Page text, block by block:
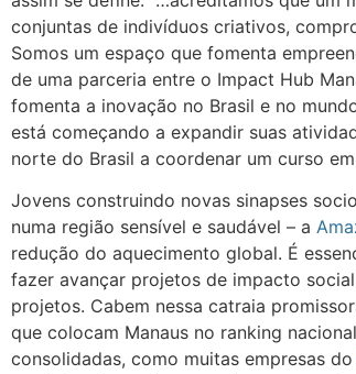
conjuntas de indivíduos criativos,
Somos um espaço que fomenta
de uma parceria entre o Impact Hub
fomenta a inovação no Brasil e no
está começando a expandir suas
norte do Brasil a coordenar um curso
Jovens construindo novas sinapses
numa região sensível e saudável – a
redução do aquecimento global. É
fazer avançar projetos de impacto
projetos. Cabem nessa catraia
que colocam Manaus no ranking
consolidadas, como muitas empresas do